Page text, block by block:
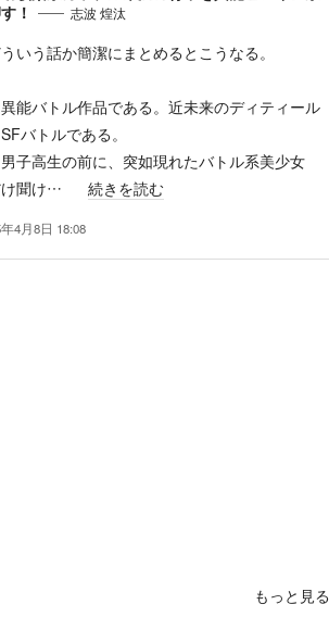
！
志波 煌汰
いう話か簡潔にまとめるとこうなる。
能バトル作品である。近未来のディティール
バトルである。
子高生の前に、突如現れたバトル系美少女
聞け…
続きを読む
4月8日 18:08
もっと見る